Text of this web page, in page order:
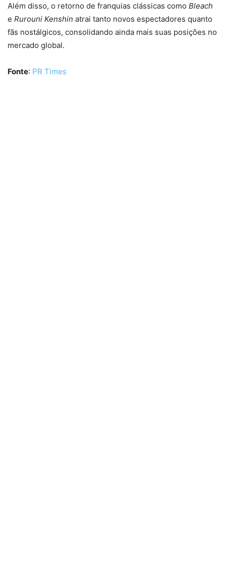
Além disso, o retorno de franquias clássicas como Bleach
e Rurouni Kenshin atrai tanto novos espectadores quanto
fãs nostálgicos, consolidando ainda mais suas posições no
mercado global.
Fonte: PR Times